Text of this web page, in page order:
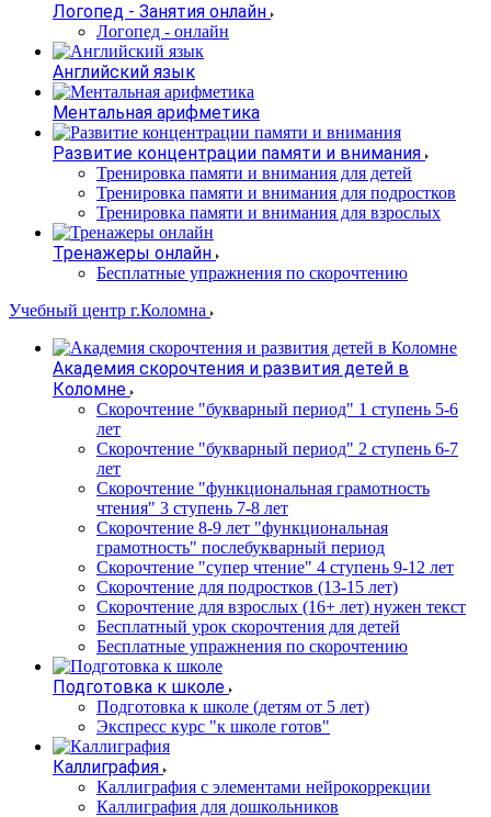
Логопед - Занятия онлайн
Логопед - онлайн
Английский язык
Ментальная арифметика
Развитие концентрации памяти и внимания
Тренировка памяти и внимания для детей
Тренировка памяти и внимания для подростков
Тренировка памяти и внимания для взрослых
Тренажеры онлайн
Бесплатные упражнения по скорочтению
Учебный центр г.Коломна
Академия скорочтения и развития детей в
Коломне
Скорочтение "букварный период" 1 ступень 5-6
лет
Cкорочтение "букварный период" 2 ступень 6-7
лет
Скорочтение "функциональная грамотность
чтения" 3 ступень 7-8 лет
Скорочтение 8-9 лет "функциональная
грамотность" послебукварный период
Скорочтение "супер чтение" 4 ступень 9-12 лет
Скорочтение для подростков (13-15 лет)
Cкорочтение для взрослых (16+ лет) нужен текст
Бесплатный урок скорочтения для детей
Бесплатные упражнения по скорочтению
Подготовка к школе
Подготовка к школе (детям от 5 лет)
Экспресс курс "к школе готов"
Каллиграфия
Каллиграфия с элементами нейрокоррекции
Каллиграфия для дошкольников